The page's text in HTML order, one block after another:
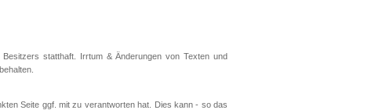
statthaft. Irrtum & Änderungen von Texten und
Seite ggf. mit zu verantworten hat. Dies kann - so das